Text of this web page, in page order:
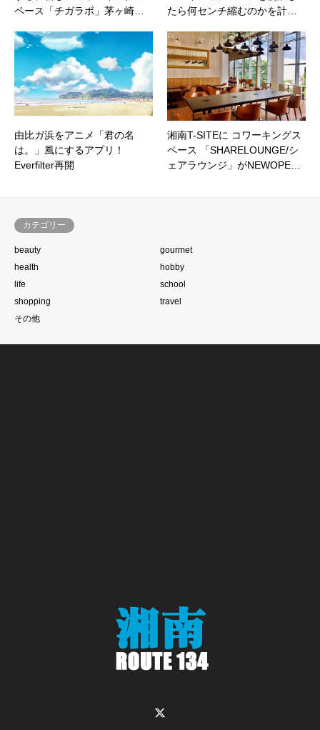
ペース「チガラボ」茅ヶ崎…
たら何センチ縮むのかを計…
由比ガ浜をアニメ「君の名
は。」風にするアプリ！
Everfilter再開
湘南T-SITEに コワーキングス
ペース 「SHARELOUNGE/シ
ェアラウンジ」がNEWOPE…
カテゴリー
beauty
gourmet
health
hobby
life
school
shopping
travel
その他